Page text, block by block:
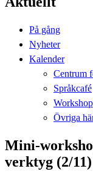
På gång
Nyheter
Kalender
Centrum
Språkcafé
Övriga
Mini-
verktyg (2/11)